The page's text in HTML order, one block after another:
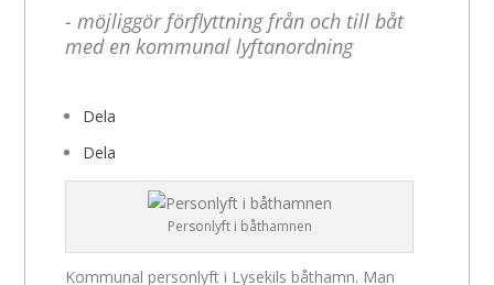
- möjliggör förflyttning från och till båt
med en kommunal lyftanordning
Dela
Dela
Personlyft i båthamnen
Kommunal personlyft i Lysekils båthamn. Man